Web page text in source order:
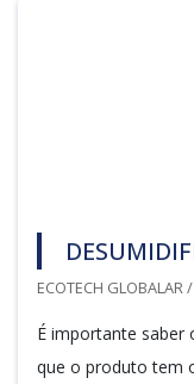
ECOTECH GLOBALAR
É importante saber
que o produto tem